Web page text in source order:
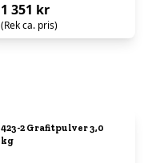
1 351 kr
(Rek ca. pris)
423-2 Grafitpulver 3,0
kg